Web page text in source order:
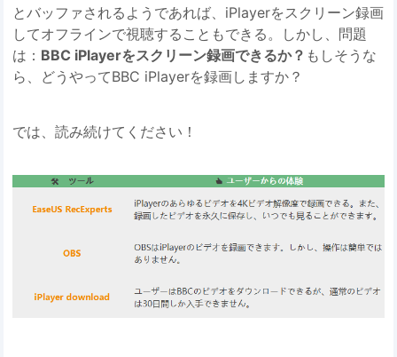
とバッファされるようであれば、iPlayerをスクリーン録画
してオフラインで視聴することもできる。しかし、問題
は： BBC iPlayerをスクリーン録画できるか？ もしそうな
ら、どうやってBBC iPlayerを録画しますか？
では、読み続けてください！